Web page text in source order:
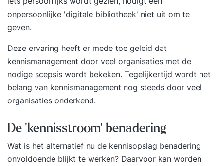
onpersoonlijke 'digitale bibliotheek' niet uit om te
geven.
Deze ervaring heeft er mede toe geleid dat
kennismanagement door veel organisaties met de
nodige scepsis wordt bekeken. Tegelijkertijd wordt het
belang van kennismanagement nog steeds door veel
organisaties onderkend.
De 'kennisstroom' benadering
Wat is het alternatief nu de kennisopslag benadering
onvoldoende blijkt te werken? Daarvoor kan worden